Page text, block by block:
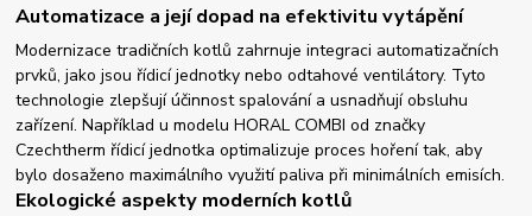
Automatizace a její dopad na efektivitu vytápění
Modernizace tradičních kotlů zahrnuje integraci automatizačních
prvků, jako jsou řídicí jednotky nebo odtahové ventilátory. Tyto
technologie zlepšují účinnost spalování a usnadňují obsluhu
zařízení. Například u modelu HORAL COMBI od značky
Czechtherm řídicí jednotka optimalizuje proces hoření tak, aby
bylo dosaženo maximálního využití paliva při minimálních emisích.
Ekologické aspekty moderních kotlů